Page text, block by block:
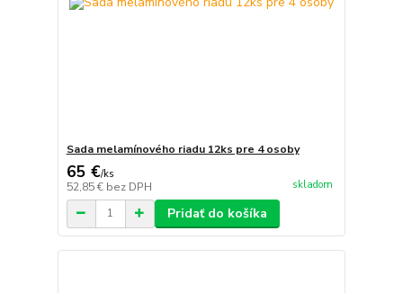
Sada melamínového riadu 12ks pre 4 osoby
65 €/ks
52,85 € bez DPH skladom
Pridať do košíka